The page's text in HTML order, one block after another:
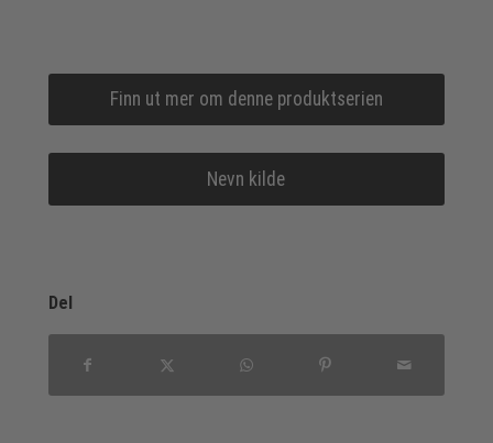
Finn ut mer om denne produktserien
Nevn kilde
Del